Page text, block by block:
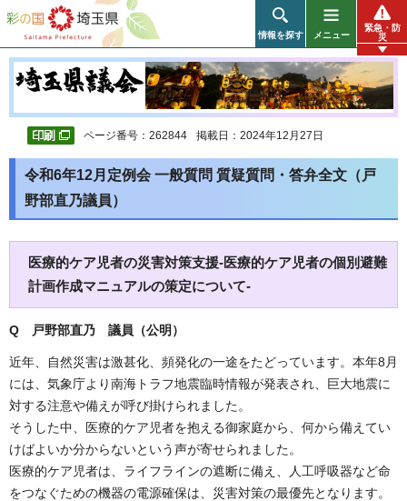
彩の国 埼玉県
情報を探す メニュー
緊急・防
災
ページ番号：262844 掲載日：2024年12月27日
令和6年12月定例会 一般質問 質疑質問・答弁全文（戸
野部直乃議員）
医療的ケア児者の災害対策支援-医療的ケア児者の個別避難
計画作成マニュアルの策定について-
Q 戸野部直乃 議員（公明）
近年、自然災害は激甚化、頻発化の一途をたどっています。本年8月
には、気象庁より南海トラフ地震臨時情報が発表され、巨大地震に
対する注意や備えが呼び掛けられました。
そうした中、医療的ケア児者を抱える御家庭から、何から備えてい
けばよいか分からないという声が寄せられました。
医療的ケア児者は、ライフラインの遮断に備え、人工呼吸器など命
をつなぐための機器の電源確保は、災害対策の最優先となります。